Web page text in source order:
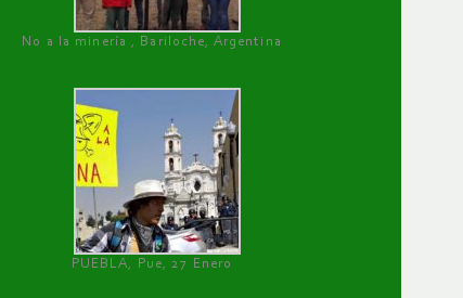
No a la minería , Bariloche, Argentina
PUEBLA, Pue, 27 Enero